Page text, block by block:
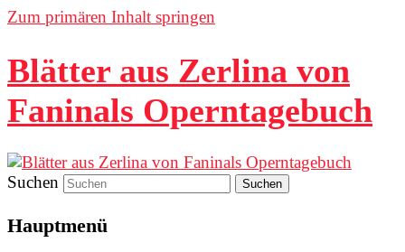
Zum primären Inhalt springen
Blätter aus Zerlina von
Faninals Operntagebuch
Suchen
Hauptmenü